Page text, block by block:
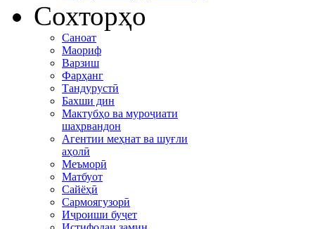
Сохторҳо
Саноат
Маориф
Варзиш
Фарҳанг
Тандурустӣ
Бахши дин
Мактубҳо ва муроҷиати
шаҳрвандон
Агентии меҳнат ва шуғли
аҳолӣ
Меъморӣ
Матбуот
Сайёҳӣ
Сармоягузорӣ
Иҷроиши буҷет